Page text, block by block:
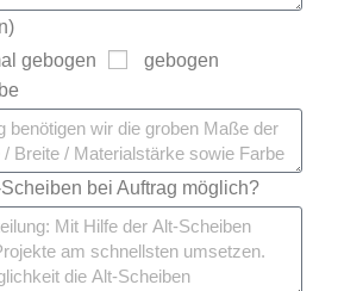
gebogen
gebogen
bei Auftrag möglich?